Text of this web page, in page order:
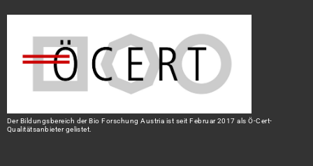
Der Bildungsbereich der Bio Forschung Austria ist seit Februar 2017 als Ö-Cert-
Qualitätsanbieter gelistet.